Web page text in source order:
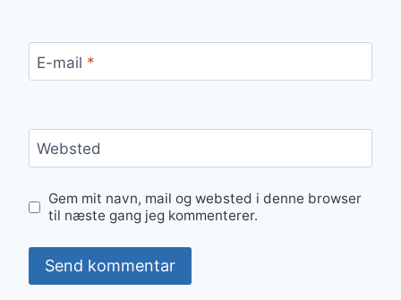
E-mail *
Websted
Gem mit navn, mail og websted i denne browser
til næste gang jeg kommenterer.